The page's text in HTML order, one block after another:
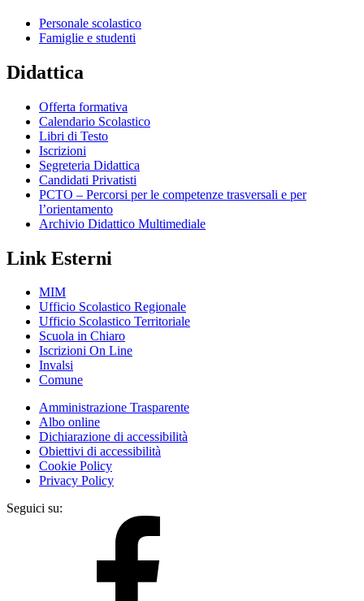
Personale scolastico
Famiglie e studenti
Didattica
Offerta formativa
Calendario Scolastico
Libri di Testo
Iscrizioni
Segreteria Didattica
Candidati Privatisti
PCTO – Percorsi per le competenze trasversali e per
l’orientamento
Archivio Didattico Multimediale
Link Esterni
MIM
Ufficio Scolastico Regionale
Ufficio Scolastico Territoriale
Scuola in Chiaro
Iscrizioni On Line
Invalsi
Comune
Amministrazione Trasparente
Albo online
Dichiarazione di accessibilità
Obiettivi di accessibilità
Cookie Policy
Privacy Policy
Seguici su: